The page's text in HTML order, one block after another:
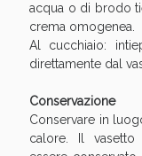
acqua o di brodo
crema omogenea.
Al cucchiaio:
direttamente dal
Conservazione
Conservare in
calore. Il
Vie Urinarie